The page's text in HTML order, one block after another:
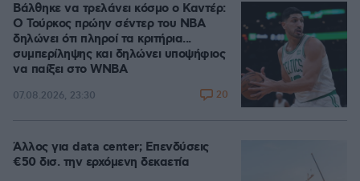
Βάλθηκε να τρελάνει κόσμο ο Καντέρ:
Ο Τούρκος πρώην σέντερ του NBA
δηλώνει ότι πληροί τα κριτήρια...
συμπερίληψης και δηλώνει υποψήφιος
να παίξει στο WNBA
07.08.2026, 23:30 20
Άλλος για data center; Επενδύσεις
€50 δισ. την ερχόμενη δεκαετία